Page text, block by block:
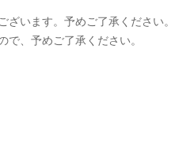
います。予めご了承ください。
、予めご了承ください。